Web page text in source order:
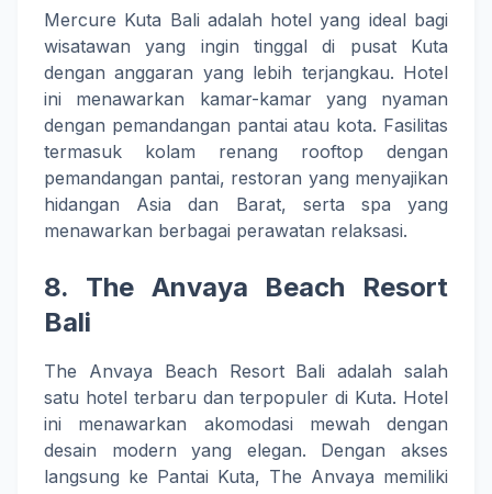
Mercure Kuta Bali adalah hotel yang ideal bagi
wisatawan yang ingin tinggal di pusat Kuta
dengan anggaran yang lebih terjangkau. Hotel
ini menawarkan kamar-kamar yang nyaman
dengan pemandangan pantai atau kota. Fasilitas
termasuk kolam renang rooftop dengan
pemandangan pantai, restoran yang menyajikan
hidangan Asia dan Barat, serta spa yang
menawarkan berbagai perawatan relaksasi.
8. The Anvaya Beach Resort
Bali
The Anvaya Beach Resort Bali adalah salah
satu hotel terbaru dan terpopuler di Kuta. Hotel
ini menawarkan akomodasi mewah dengan
desain modern yang elegan. Dengan akses
langsung ke Pantai Kuta, The Anvaya memiliki